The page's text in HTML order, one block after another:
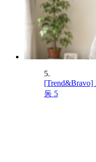
5.
동 5